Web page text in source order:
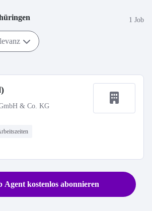
1 Job
& Co. KG
Agent kostenlos abonnieren